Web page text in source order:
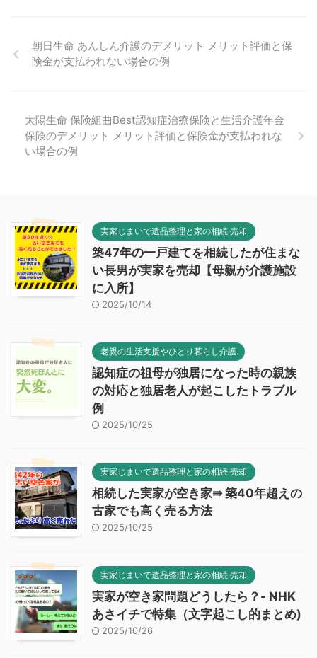
朝日生命 あんしん介護のデメリット メリット評価と保
険金が支払われない場合の例
太陽生命 保険組曲Best認知症治療保険と生活介護年金
保険のデメリット メリット評価と保険金が支払われな
い場合の例
実家じまいで遺品整理と家の相続 売却
築47年の一戸建てを相続したが住まな
い長男が実家を売却【母親が介護施設
に入所】
2025/10/14
老親の生活支援やひとり暮らし介護
認知症の祖母が独居になった時の親族
の対応と独居老人が起こしたトラブル
例
2025/10/25
実家じまいで遺品整理と家の相続 売却
相続した実家が空き家⇛ 築40年超えの
古家でも高く売る方法
2025/10/25
実家じまいで遺品整理と家の相続 売却
実家が空き家問題どうしたら？- NHK
あさイチで特集（文字起こし的まとめ)
2025/10/26